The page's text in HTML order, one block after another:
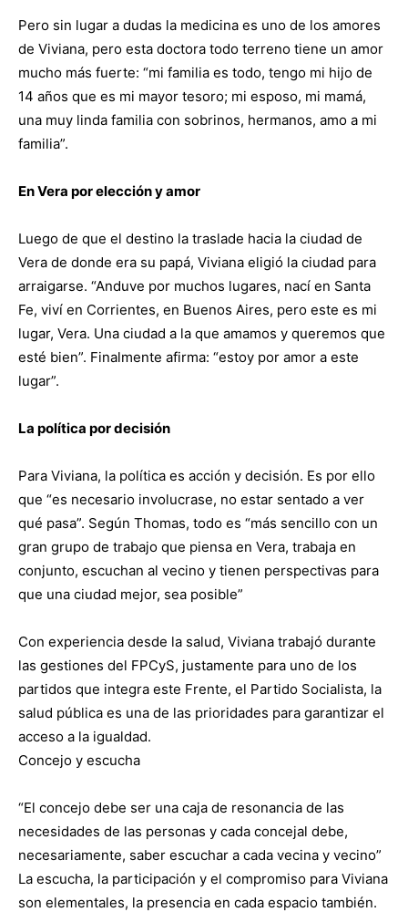
Pero sin lugar a dudas la medicina es uno de los amores
de Viviana, pero esta doctora todo terreno tiene un amor
mucho más fuerte: “mi familia es todo, tengo mi hijo de
14 años que es mi mayor tesoro; mi esposo, mi mamá,
una muy linda familia con sobrinos, hermanos, amo a mi
familia”.
En Vera por elección y amor
Luego de que el destino la traslade hacia la ciudad de
Vera de donde era su papá, Viviana eligió la ciudad para
arraigarse. “Anduve por muchos lugares, nací en Santa
Fe, viví en Corrientes, en Buenos Aires, pero este es mi
lugar, Vera. Una ciudad a la que amamos y queremos que
esté bien”. Finalmente afirma: “estoy por amor a este
lugar”.
La política por decisión
Para Viviana, la política es acción y decisión. Es por ello
que “es necesario involucrase, no estar sentado a ver
qué pasa”. Según Thomas, todo es “más sencillo con un
gran grupo de trabajo que piensa en Vera, trabaja en
conjunto, escuchan al vecino y tienen perspectivas para
que una ciudad mejor, sea posible”
Con experiencia desde la salud, Viviana trabajó durante
las gestiones del FPCyS, justamente para uno de los
partidos que integra este Frente, el Partido Socialista, la
salud pública es una de las prioridades para garantizar el
acceso a la igualdad.
Concejo y escucha
“El concejo debe ser una caja de resonancia de las
necesidades de las personas y cada concejal debe,
necesariamente, saber escuchar a cada vecina y vecino”
La escucha, la participación y el compromiso para Viviana
son elementales, la presencia en cada espacio también.